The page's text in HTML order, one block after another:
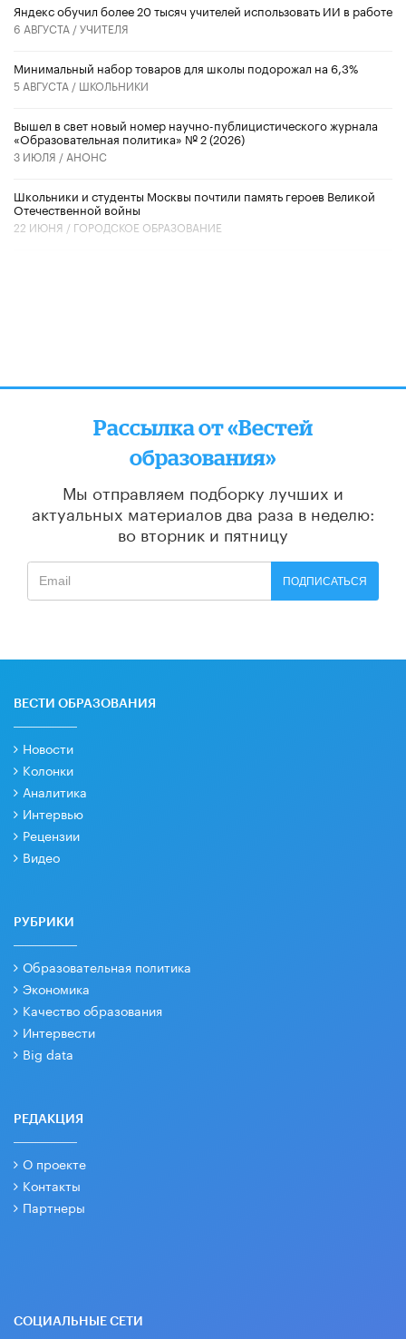
​Яндекс обучил более 20 тысяч учителей использовать ИИ в работе
6 АВГУСТА /УЧИТЕЛЯ
Минимальный набор товаров для школы подорожал на 6,3%
5 АВГУСТА / ШКОЛЬНИКИ
Вышел в свет новый номер научно-публицистического журнала
«Образовательная политика» № 2 (2026)
3 ИЮЛЯ / АНОНС
Школьники и студенты Москвы почтили память героев Великой
Отечественной войны
22 ИЮНЯ / ГОРОДСКОЕ ОБРАЗОВАНИЕ
Рассылка от «Вестей
образования»
Мы отправляем подборку лучших и
актуальных материалов два раза в неделю:
во вторник и пятницу
ПОДПИСАТЬСЯ
ВЕСТИ ОБРАЗОВАНИЯ
Новости
Колонки
Аналитика
Интервью
Рецензии
Видео
РУБРИКИ
Образовательная политика
Экономика
Качество образования
Интервести
Big data
РЕДАКЦИЯ
О проекте
Контакты
Партнеры
СОЦИАЛЬНЫЕ СЕТИ